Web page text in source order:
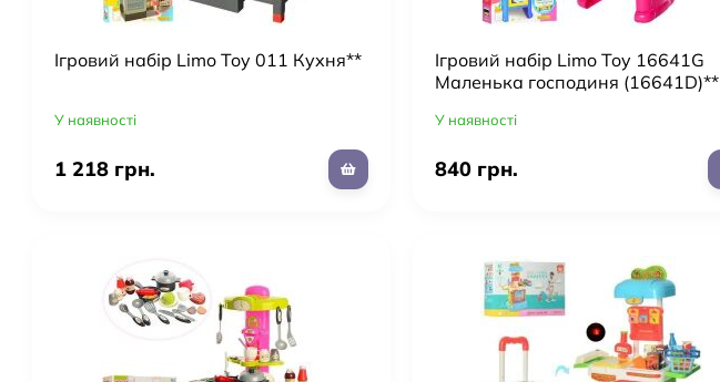
Ігровий набір Limo Toy 011 Кухня**
У наявності
1 218 грн.
Ігровий набір Limo Toy 16641G
Маленька господиня (16641D)**
У наявності
840 грн.